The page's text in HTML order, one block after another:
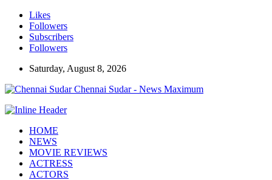
Likes
Followers
Subscribers
Followers
Saturday, August 8, 2026
Chennai Sudar - News Maximum
HOME
NEWS
MOVIE REVIEWS
ACTRESS
ACTORS